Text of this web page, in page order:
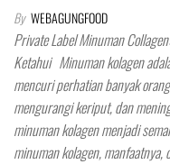
By WEBAGUNGFOOD
Private Label Minuman
Ketahui Minuman kolagen
mencuri perhatian banyak
mengurangi keriput, dan
minuman kolagen menjadi
minuman kolagen,